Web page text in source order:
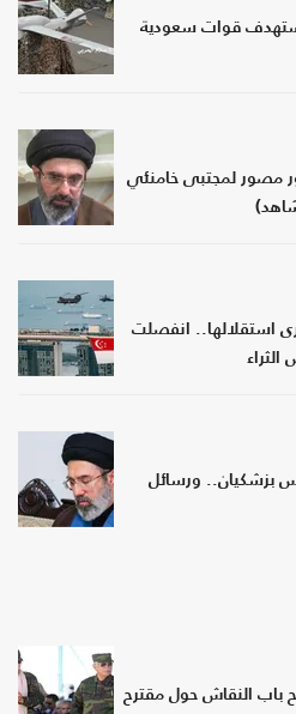
قوات سعودية
مصور لمجتبى خامنئي
استقلالها.. انفصلت
بزشكيان.. ورسائل
باب النقاش حول مقترح